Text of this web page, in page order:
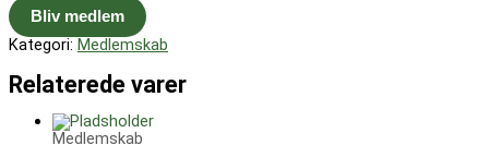
Bliv medlem
Kategori: Medlemskab
Relaterede varer
Medlemskab